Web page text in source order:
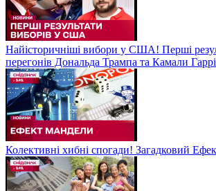
Найісторичніші вибори у США! Перші
перегонів Дональда Трампа та Камали
Колективні хибні спогади! Загадковий